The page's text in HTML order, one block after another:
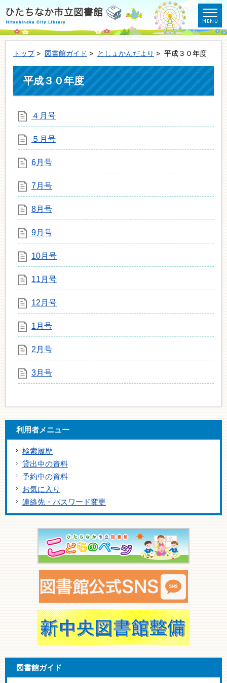
トップ> 図書館ガイド > としょかんだより > 平成３０年度
平成３０年度
４月号
５月号
6月号
7月号
8月号
9月号
10月号
11月号
12月号
1月号
2月号
3月号
利用者メニュー
検索履歴
貸出中の資料
予約中の資料
お気に入り
連絡先・パスワード変更
図書館ガイド